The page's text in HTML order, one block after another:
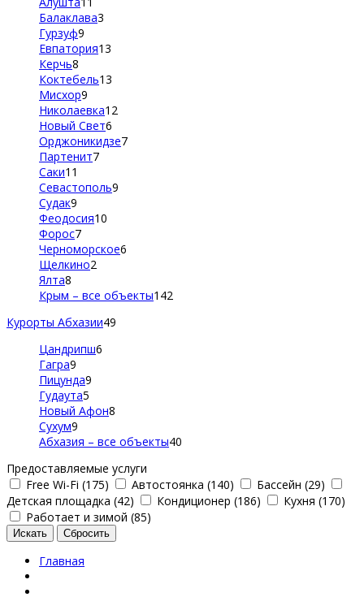
Балаклава3
Гурзуф9
Евпатория13
Керчь8
Коктебель13
Мисхор9
Николаевка12
Новый Свет6
Орджоникидзе7
Партенит7
Саки11
Севастополь9
Судак9
Феодосия10
Форос7
Черноморское6
Щелкино2
Ялта8
Крым – все объекты142
Курорты Абхазии49
Цандрипш6
Гагра9
Пицунда9
Гудаута5
Новый Афон8
Сухум9
Абхазия – все объекты40
Предоставляемые услуги
Free Wi-Fi (175)
Автостоянка (140)
Бассейн (29)
Детская площадка (42)
Кондиционер (186)
Кухня (170)
Работает и зимой (85)
Главная